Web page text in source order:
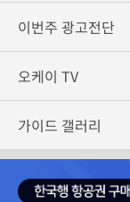
이번주 광고전단
오케이 TV
가이드 갤러리